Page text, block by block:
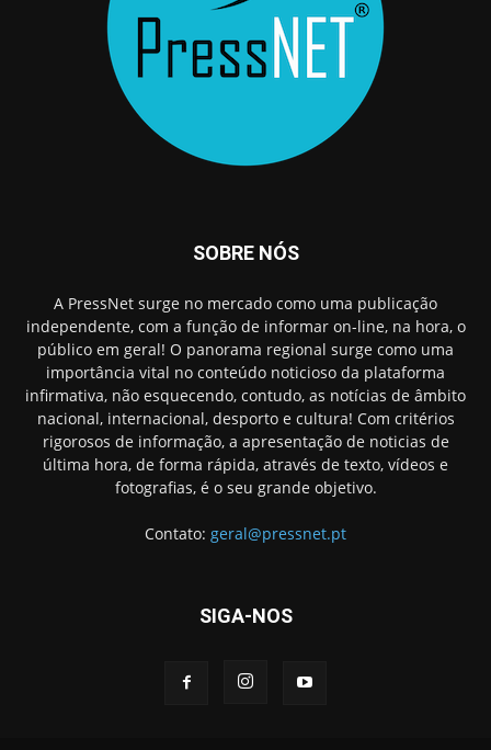
SOBRE NÓS
A PressNet surge no mercado como uma publicação
independente, com a função de informar on-line, na hora, o
público em geral! O panorama regional surge como uma
importância vital no conteúdo noticioso da plataforma
infirmativa, não esquecendo, contudo, as notícias de âmbito
nacional, internacional, desporto e cultura! Com critérios
rigorosos de informação, a apresentação de noticias de
última hora, de forma rápida, através de texto, vídeos e
fotografias, é o seu grande objetivo.
Contato: geral@pressnet.pt
SIGA-NOS